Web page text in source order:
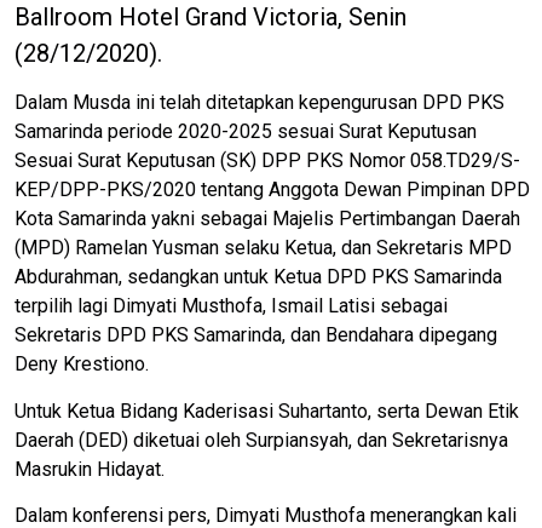
Ballroom Hotel Grand Victoria, Senin
(28/12/2020).
Dalam Musda ini telah ditetapkan kepengurusan DPD PKS
Samarinda periode 2020-2025 sesuai Surat Keputusan
Sesuai Surat Keputusan (SK) DPP PKS Nomor 058.TD29/S-
KEP/DPP-PKS/2020 tentang Anggota Dewan Pimpinan DPD
Kota Samarinda yakni sebagai Majelis Pertimbangan Daerah
(MPD) Ramelan Yusman selaku Ketua, dan Sekretaris MPD
Abdurahman, sedangkan untuk Ketua DPD PKS Samarinda
terpilih lagi Dimyati Musthofa, Ismail Latisi sebagai
Sekretaris DPD PKS Samarinda, dan Bendahara dipegang
Deny Krestiono.
Untuk Ketua Bidang Kaderisasi Suhartanto, serta Dewan Etik
Daerah (DED) diketuai oleh Surpiansyah, dan Sekretarisnya
Masrukin Hidayat.
Dalam konferensi pers, Dimyati Musthofa menerangkan kali